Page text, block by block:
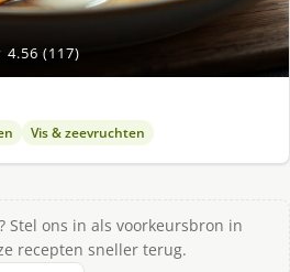
4.56 (117)
Vis & zeevruchten
Stel ons in als voorkeursbron in
recepten sneller terug.